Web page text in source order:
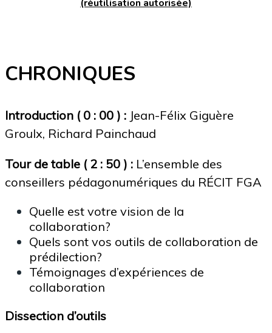
(réutilisation autorisée)
CHRONIQUES
Introduction ( 0 : 00 ) : Jean-Félix Giguère
Groulx, Richard Painchaud
Tour de table ( 2 : 50 ) : L’ensemble des
conseillers pédagonumériques du RÉCIT FGA
Quelle est votre vision de la
collaboration?
Quels sont vos outils de collaboration de
prédilection?
Témoignages d’expériences de
collaboration
Dissection d’outils